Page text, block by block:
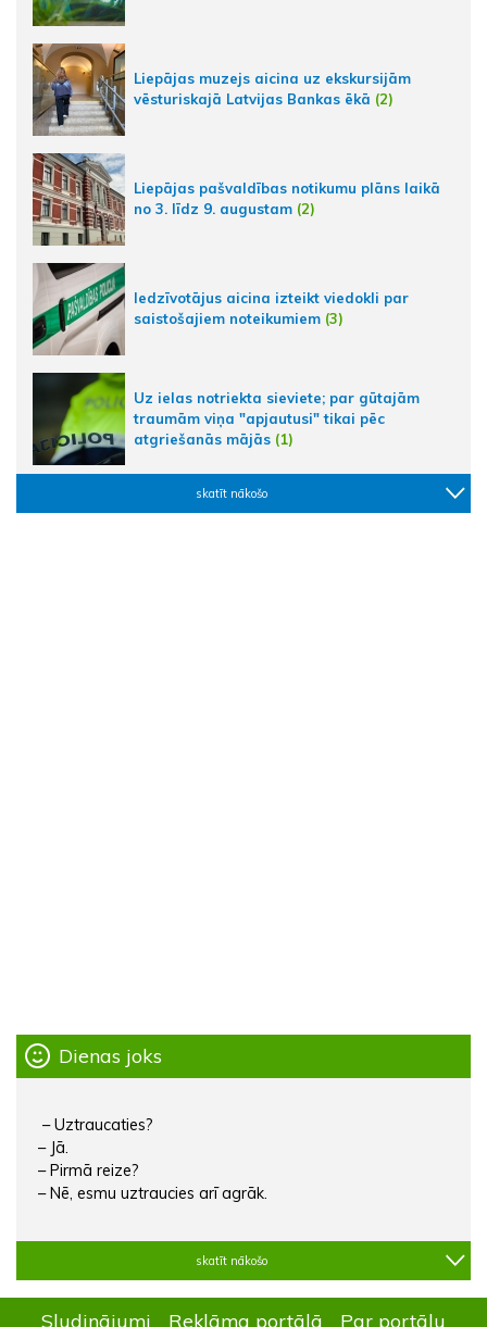
Liepājas muzejs aicina uz ekskursijām
vēsturiskajā Latvijas Bankas ēkā (2)
Liepājas pašvaldības notikumu plāns laikā
no 3. līdz 9. augustam (2)
Iedzīvotājus aicina izteikt viedokli par
saistošajiem noteikumiem (3)
Uz ielas notriekta sieviete; par gūtajām
traumām viņa "apjautusi" tikai pēc
atgriešanās mājās (1)
skatīt nākošo
Dienas joks
– Uztraucaties?
– Jā.
– Pirmā reize?
– Nē, esmu uztraucies arī agrāk.
skatīt nākošo
Sludinājumi Reklāma portālā Par portālu